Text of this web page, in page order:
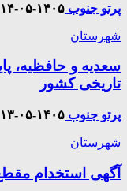
پرتو جنوب ۱۴۰۵-۰۵-۱۴
شهرستان
سعدیه و حافظیه،
تاریخی کشور
پرتو جنوب ۱۴۰۵-۰۵-۱۳
شهرستان
آگهی استخدام